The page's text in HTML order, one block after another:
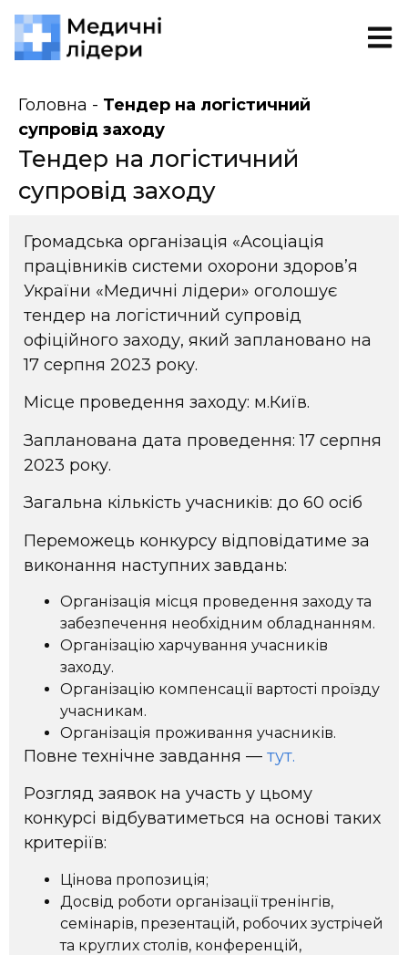
Головна - Тендер на логістичний
супровід заходу
Тендер на логістичний
супровід заходу
Громадська організація «Асоціація
працівників системи охорони здоров’я
України «Медичні лідери» оголошує
тендер на логістичний супровід
офіційного заходу, який заплановано на
17 серпня 2023 року.
Місце проведення заходу: м.Київ.
Запланована дата проведення: 17 серпня
2023 року.
Загальна кількість учасників: до 60 осіб
Переможець конкурсу відповідатиме за
виконання наступних завдань:
Організація місця проведення заходу та
забезпечення необхідним обладнанням.
Організацію харчування учасників
заходу.
Організацію компенсації вартості проїзду
учасникам.
Організація проживання учасників.
Повне технічне завдання — тут.
Розгляд заявок на участь у цьому
конкурсі відбуватиметься на основі таких
критеріїв:
Цінова пропозиція;
Досвід роботи організації тренінгів,
семінарів, презентацій, робочих зустрічей
та круглих столів, конференцій,